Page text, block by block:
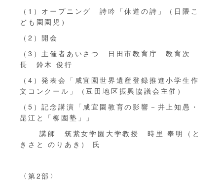
（1）オープニング 詩吟「休道の詩」（日隈こ
ども園園児）
（2）開会
（3）主催者あいさつ 日田市教育庁 教育次
長 鈴木 俊行
（4）発表会「咸宜園世界遺産登録推進小学生作
文コンクール」（豆田地区振興協議会主催）
（5）記念講演「咸宜園教育の影響－井上知愚・
昆江と「柳園塾」」
講師 筑紫女学園大学教授 時里 奉明（と
きさと のりあき） 氏
〈第2部〉